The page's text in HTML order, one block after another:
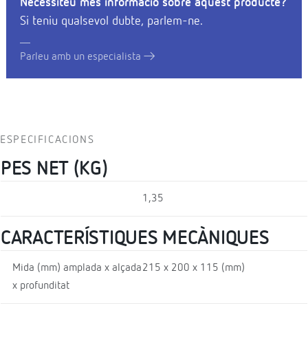
Necessiteu més informació sobre aquest producte?
Si teniu qualsevol dubte, parlem-ne.
Parleu amb un especialista
ESPECIFICACIONS
PES NET (KG)
1,35
CARACTERÍSTIQUES MECÀNIQUES
Mida (mm) amplada x alçada
x profunditat
215 x 200 x 115 (mm)